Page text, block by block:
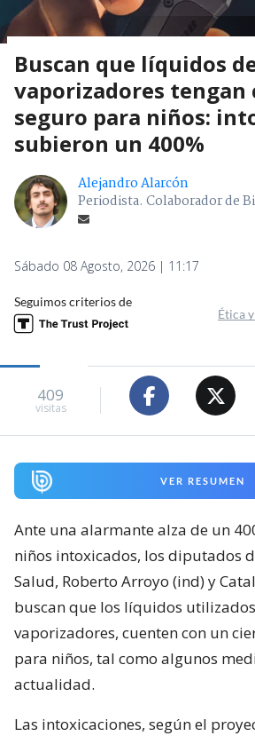
Buscan que líquidos
vaporizadores tengan
seguro para niños:
subieron un 400%
Alejandro Alarcón
Periodista. Colaborador de
Sábado 08 Agosto, 2026 | 11:17
Seguimos criterios de
Ética
409
visitas
VER RESUMEN
Ante una alarmante alza de un
niños intoxicados, los diputados
Salud, Roberto Arroyo (ind) y
buscan que los líquidos
vaporizadores, cuenten con un
para niños, tal como algunos
actualidad.
Las intoxicaciones, según el